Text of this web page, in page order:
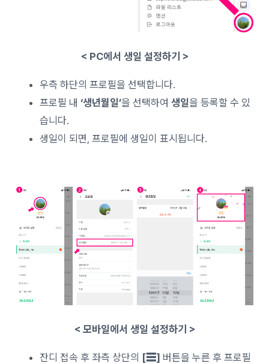
< PC에서 생일 설정하기 >
우측 하단의 프로필을 선택합니다.
프로필 내‘생년월일’을 선택하여생일을 등록할 수 있
습니다.
생일이 되면, 프로필에 생일이 표시됩니다.
< 모바일에서 생일 설정하기 >
잔디 접속 후 좌측 상단의 [☰] 버튼을 누른 후 프로필